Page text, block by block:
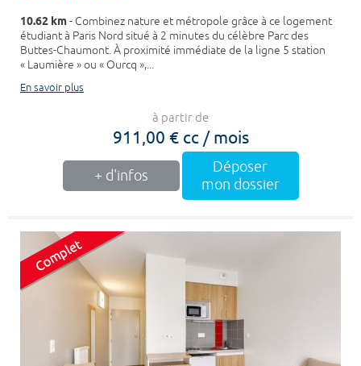
10.62 km- Combinez nature et métropole grâce à ce logement
étudiant à Paris Nord situé à 2 minutes du célèbre Parc des
Buttes-Chaumont. À proximité immédiate de la ligne 5 station
« Laumière » ou « Ourcq »,...
En savoir plus
à partir de
911,00 € cc / mois
+ d'infos
Déposer
mon dossier